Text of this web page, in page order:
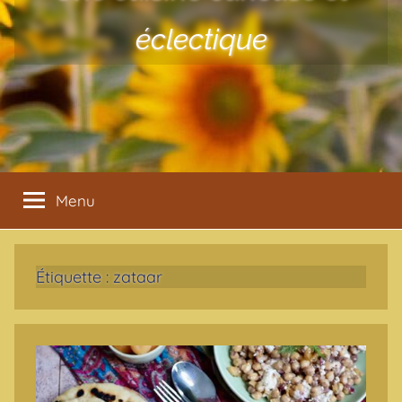
éclectique
Menu
Étiquette : zataar